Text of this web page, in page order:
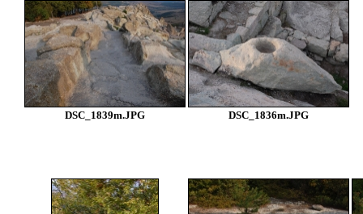
DSC_1839m.JPG DSC_1836m.JPG